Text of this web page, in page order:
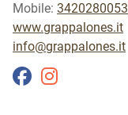
Mobile: 3420280053
www.grappalones.it
info@grappalones.it